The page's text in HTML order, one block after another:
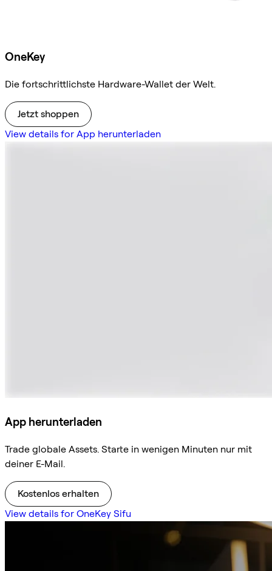
OneKey
Die fortschrittlichste Hardware-Wallet der Welt.
Jetzt shoppen
View details for App herunterladen
App herunterladen
Trade globale Assets. Starte in wenigen Minuten nur mit
deiner E-Mail.
Kostenlos erhalten
View details for OneKey Sifu